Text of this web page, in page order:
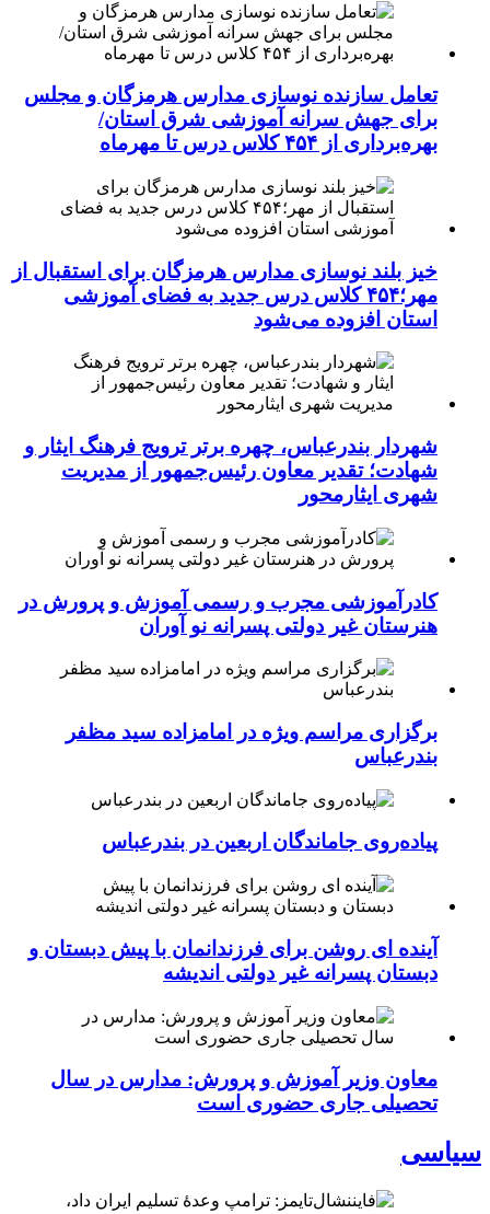
تعامل سازنده نوسازی مدارس هرمزگان و مجلس
برای جهش سرانه آموزشی شرق استان/
بهره‌برداری از ۴۵۴ کلاس درس تا مهرماه
خیز بلند نوسازی مدارس هرمزگان برای استقبال از
مهر؛۴۵۴ کلاس درس جدید به فضای آموزشی
استان افزوده می‌شود
شهردار بندرعباس، چهره برتر ترویج فرهنگ ایثار و
شهادت؛ تقدیر معاون رئیس‌جمهور از مدیریت
شهری ایثارمحور
کادرآموزشی مجرب و رسمی آموزش و پرورش در
هنرستان غیر دولتی پسرانه نو آوران
برگزاری مراسم ویژه در امامزاده سید مظفر
بندرعباس
پیاده‌روی جاماندگان اربعین در بندرعباس
آینده ای روشن برای فرزندانمان با پیش دبستان و
دبستان پسرانه غیر دولتی اندیشه
معاون وزیر آموزش و پرورش: مدارس در سال
تحصیلی جاری حضوری است
سیاسی